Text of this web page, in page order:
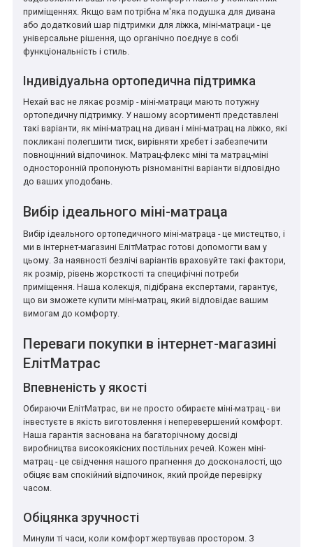
приміщеннях. Якщо вам потрібна м'яка подушка для дивана
або додатковий шар підтримки для ліжка, міні-матраци - це
універсальне рішення, що органічно поєднує в собі
функціональність і стиль.
Індивідуальна ортопедична підтримка
Нехай вас не лякає розмір - міні-матраци мають потужну
ортопедичну підтримку. У нашому асортименті представлені
такі варіанти, як міні-матрац на диван і міні-матрац на ліжко, які
покликані полегшити тиск, вирівняти хребет і забезпечити
повноцінний відпочинок. Матрац-флекс міні та матрац-міні
односторонній пропонують різноманітні варіанти відповідно
до ваших уподобань.
Вибір ідеального міні-матраца
Вибір ідеального ортопедичного міні-матраца - це мистецтво, і
ми в інтернет-магазині ЕлітМатрас готові допомогти вам у
цьому. За наявності безлічі варіантів враховуйте такі фактори,
як розмір, рівень жорсткості та специфічні потреби
приміщення. Наша колекція, підібрана експертами, гарантує,
що ви зможете купити міні-матрац, який відповідає вашим
вимогам до комфорту.
Переваги покупки в інтернет-магазині
ЕлітМатрас
Впевненість у якості
Обираючи ЕлітМатрас, ви не просто обираєте міні-матрац - ви
інвестуєте в якість виготовлення і неперевершений комфорт.
Наша гарантія заснована на багаторічному досвіді
виробництва високоякісних постільних речей. Кожен міні-
матрац - це свідчення нашого прагнення до досконалості, що
обіцяє вам спокійний відпочинок, який пройде перевірку
часом.
Обіцянка зручності
Минули ті часи, коли комфорт жертвував простором. З